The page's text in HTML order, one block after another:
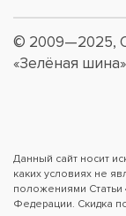
© 2009—2025,
«Зелёная шина»
Данный сайт носит
каких условиях не
положениями Статьи
Федерации. Скидка